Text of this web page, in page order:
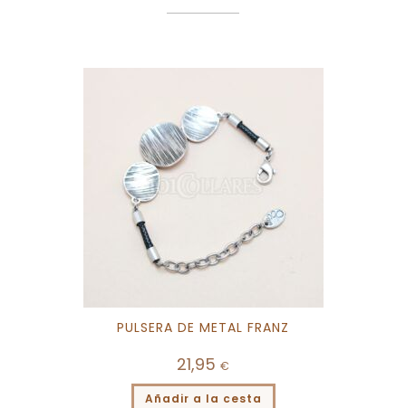
PULSERA DE METAL FRANZ
21,95 €
Añadir a la cesta